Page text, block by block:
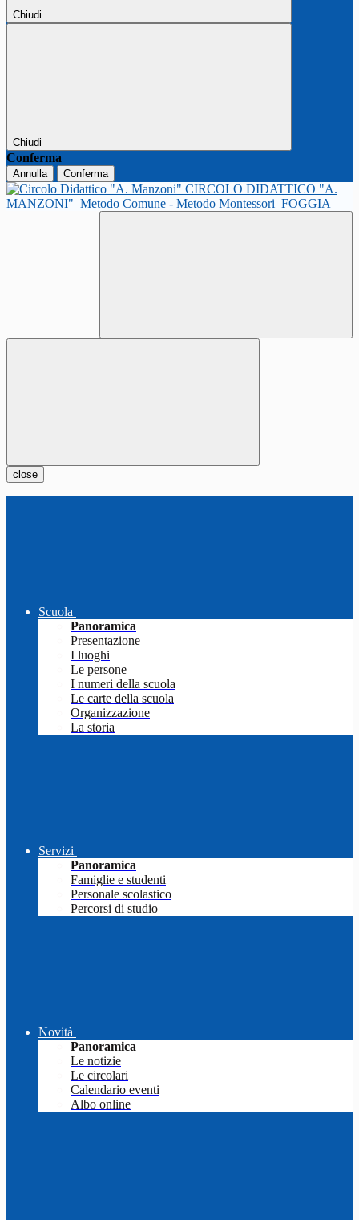
Chiudi
Chiudi
Conferma
Annulla Conferma
CIRCOLO DIDATTICO "A.
MANZONI" Metodo Comune - Metodo Montessori FOGGIA
close
Scuola
Panoramica
Presentazione
I luoghi
Le persone
I numeri della scuola
Le carte della scuola
Organizzazione
La storia
Servizi
Panoramica
Famiglie e studenti
Personale scolastico
Percorsi di studio
Novità
Panoramica
Le notizie
Le circolari
Calendario eventi
Albo online